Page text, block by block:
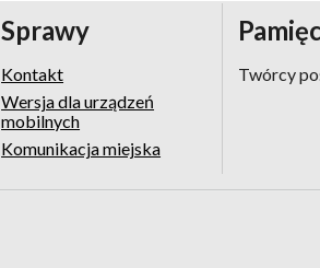
Sprawy
Kontakt
Wersja dla urządzeń
mobilnych
Komunikacja miejska
Twórcy